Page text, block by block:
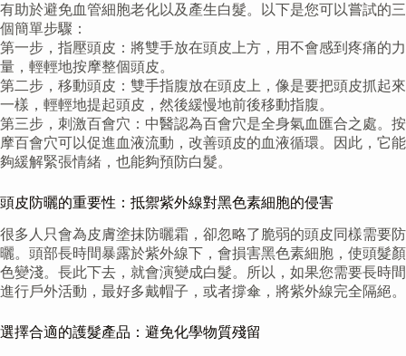
有助於避免血管細胞老化以及產生白髮。以下是您可以嘗試的三
個簡單步驟：
第一步，指壓頭皮：將雙手放在頭皮上方，用不會感到疼痛的力
量，輕輕地按摩整個頭皮。
第二步，移動頭皮：雙手指腹放在頭皮上，像是要把頭皮抓起來
一樣，輕輕地提起頭皮，然後緩慢地前後移動指腹。
第三步，刺激百會穴：中醫認為百會穴是全身氣血匯合之處。按
摩百會穴可以促進血液流動，改善頭皮的血液循環。因此，它能
夠緩解緊張情緒，也能夠預防白髮。
頭皮防曬的重要性：抵禦紫外線對黑色素細胞的侵害
很多人只會為皮膚塗抹防曬霜，卻忽略了脆弱的頭皮同樣需要防
曬。頭部長時間暴露於紫外線下，會損害黑色素細胞，使頭髮顏
色變淺。長此下去，就會演變成白髮。所以，如果您需要長時間
進行戶外活動，最好多戴帽子，或者撐傘，將紫外線完全隔絕。
選擇合適的護髮產品：避免化學物質殘留